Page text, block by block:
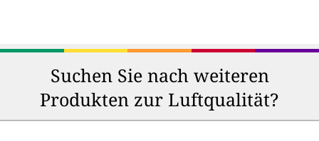
Suchen Sie nach weiteren
Produkten zur Luftqualität?